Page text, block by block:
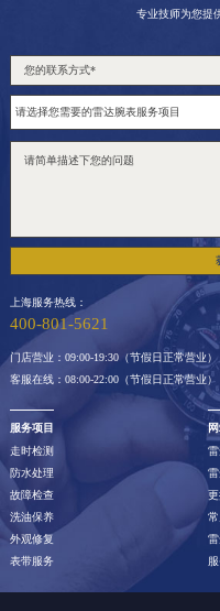
专业技师为您提
上海服务热线：
400-801-5621
门店营业：09:00-19:30（节假日正常营业）
客服在线：08:00-22:00（节假日正常营业）
服务项目
走时检测
防水处理
故障检查
洗油保养
外观修复
表带服务